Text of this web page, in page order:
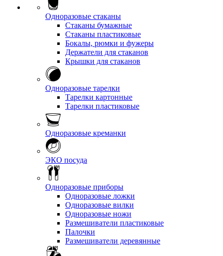
Одноразовые стаканы
Стаканы бумажные
Стаканы пластиковые
Бокалы, рюмки и фужеры
Держатели для стаканов
Крышки для стаканов
Одноразовые тарелки
Тарелки картонные
Тарелки пластиковые
Одноразовые креманки
ЭКО посуда
Одноразовые приборы
Одноразовые ложки
Одноразовые вилки
Одноразовые ножи
Размешиватели пластиковые
Палочки
Размешиватели деревянные